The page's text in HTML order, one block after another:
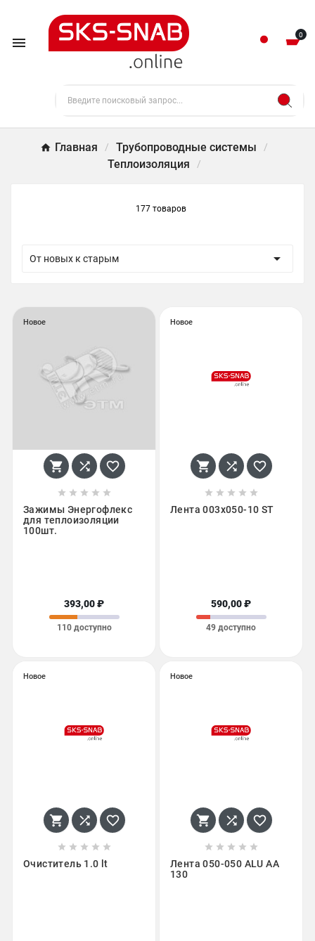
 0
Главная
Трубопроводные системы
Теплоизоляция
177 товаров
От новых к старым 
Новое
  
    
Зажимы Энергофлекс
для теплоизоляции
100шт.
393,00 ₽
110 доступно
Новое
  
    
Лента 003x050-10 ST
590,00 ₽
49 доступно
Новое
  
    
Очиститель 1.0 lt
Новое
  
    
Лента 050-050 ALU AA
130